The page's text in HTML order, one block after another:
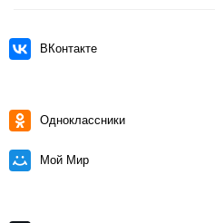
ВКонтакте
Одноклассники
Мой Мир